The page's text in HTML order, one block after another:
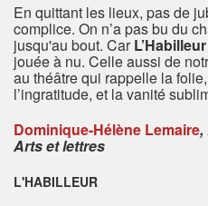
En quittant les lieux, pas de
complice. On n’a pas bu du
jusqu'au bout. CarL’Habilleur
jouée à nu. Celle aussi de
au théâtre qui rappelle la
l’ingratitude, et la vanité
Dominique-Hélène Lemaire,
Arts et lettres
L'HABILLEUR